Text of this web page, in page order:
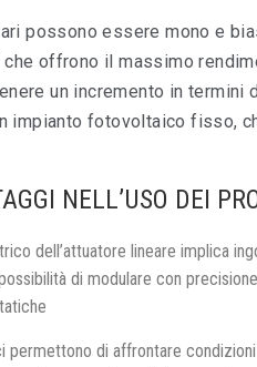
possono essere mono e
che offrono il massimo
un incremento in termini
impianto fotovoltaico fisso,
NELL’USO DEI
dell’attuatore lineare implica
di modulare con
permettono di affrontare